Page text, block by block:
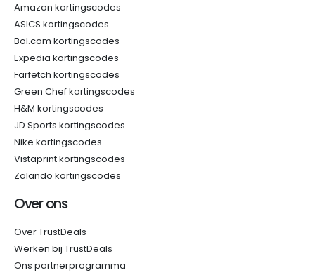
Amazon kortingscodes
ASICS kortingscodes
Bol.com kortingscodes
Expedia kortingscodes
Farfetch kortingscodes
Green Chef kortingscodes
H&M kortingscodes
JD Sports kortingscodes
Nike kortingscodes
Vistaprint kortingscodes
Zalando kortingscodes
Over ons
Over TrustDeals
Werken bij TrustDeals
Ons partnerprogramma